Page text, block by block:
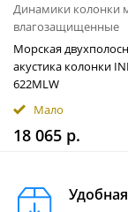
Динамики колонки
влагозащищенные
Морская
акустика колонки
622MLW
Мало
18 065 р.